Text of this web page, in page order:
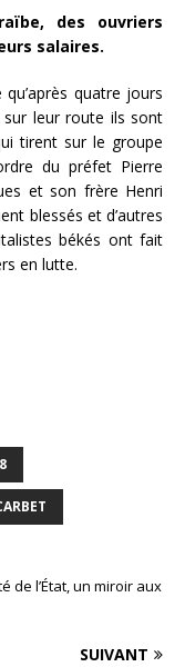
des ouvriers
salaires.
quatre jours
leur route ils sont
tirent sur le groupe
du préfet Pierre
et son frère Henri
blessés et d’autres
békés ont fait
en lutte.
de l’État, un miroir aux
SUIVANT